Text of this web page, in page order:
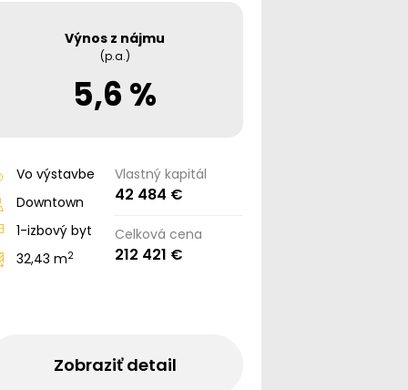
Výnos z nájmu
(p.a.)
5,6 %
Vo výstavbe
Downtown
1-izbový byt
32,43 m2
Vlastný kapitál
42 484 €
Celková cena
212 421 €
Zobraziť detail